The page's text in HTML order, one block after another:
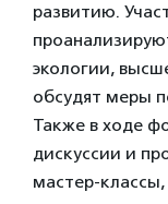
развитию.
экологии,
обсудят меры
Также в ходе
дискуссии и
мастер-